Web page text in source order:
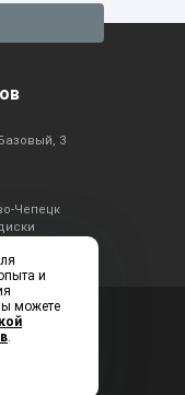
3
Чепецк
2-20-60
и
можете
.